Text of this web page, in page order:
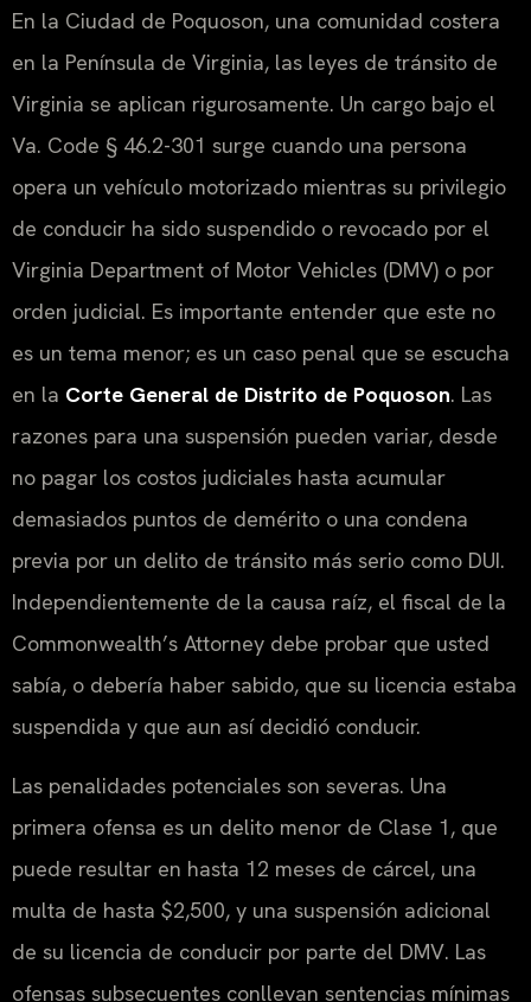
En la Ciudad de Poquoson, una comunidad costera
en la Península de Virginia, las leyes de tránsito de
Virginia se aplican rigurosamente. Un cargo bajo el
Va. Code § 46.2-301 surge cuando una persona
opera un vehículo motorizado mientras su privilegio
de conducir ha sido suspendido o revocado por el
Virginia Department of Motor Vehicles (DMV) o por
orden judicial. Es importante entender que este no
es un tema menor; es un caso penal que se escucha
en la Corte General de Distrito de Poquoson. Las
razones para una suspensión pueden variar, desde
no pagar los costos judiciales hasta acumular
demasiados puntos de demérito o una condena
previa por un delito de tránsito más serio como DUI.
Independientemente de la causa raíz, el fiscal de la
Commonwealth’s Attorney debe probar que usted
sabía, o debería haber sabido, que su licencia estaba
suspendida y que aun así decidió conducir.
Las penalidades potenciales son severas. Una
primera ofensa es un delito menor de Clase 1, que
puede resultar en hasta 12 meses de cárcel, una
multa de hasta $2,500, y una suspensión adicional
de su licencia de conducir por parte del DMV. Las
ofensas subsecuentes conllevan sentencias mínimas